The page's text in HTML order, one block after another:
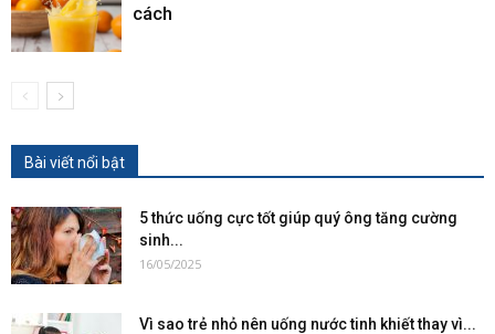
cách
Bài viết nổi bật
5 thức uống cực tốt giúp quý ông tăng cường
sinh...
16/05/2025
Vì sao trẻ nhỏ nên uống nước tinh khiết thay vì...